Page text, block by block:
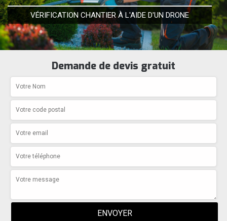
VÉRIFICATION CHANTIER À L'AIDE D'UN DRONE
Demande de devis gratuit